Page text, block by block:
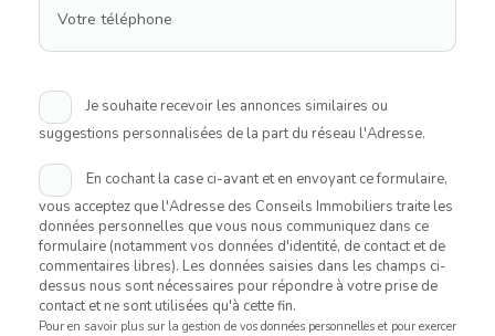
Votre téléphone
Je souhaite recevoir les annonces similaires ou
suggestions personnalisées de la part du réseau l'Adresse.
En cochant la case ci-avant et en envoyant ce formulaire,
vous acceptez que l'Adresse des Conseils Immobiliers traite les
données personnelles que vous nous communiquez dans ce
formulaire (notamment vos données d'identité, de contact et de
commentaires libres). Les données saisies dans les champs ci-
dessus nous sont nécessaires pour répondre à votre prise de
contact et ne sont utilisées qu'à cette fin.
Pour en savoir plus sur la gestion de vos données personnelles et pour exercer